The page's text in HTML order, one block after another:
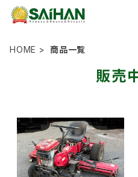
HOME 商品一覧
販売